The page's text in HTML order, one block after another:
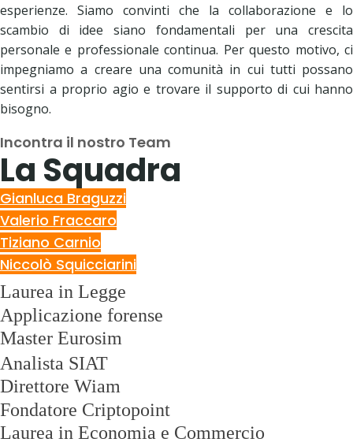
esperienze. Siamo convinti che la collaborazione e lo
scambio di idee siano fondamentali per una crescita
personale e professionale continua. Per questo motivo, ci
impegniamo a creare una comunità in cui tutti possano
sentirsi a proprio agio e trovare il supporto di cui hanno
bisogno.
Incontra il nostro Team
La Squadra
Gianluca Braguzzi
Valerio Fraccaro
Tiziano Carnio
Niccolò Squicciarini
Laurea in Legge
Applicazione forense
Master Eurosim
Analista SIAT
Direttore Wiam
Fondatore Criptopoint
Laurea in Economia e Commercio